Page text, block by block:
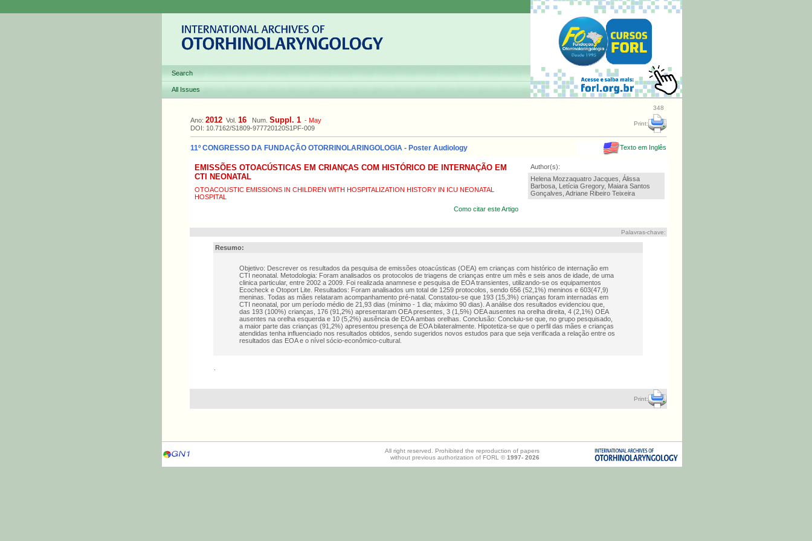
Search
All Issues
348
Ano: 2012Vol. 16Num. Suppl. 1- May
DOI: 10.7162/S1809-977720120S1PF-009
Print:
11º CONGRESSO DA FUNDAÇÃO OTORRINOLARINGOLOGIA - Poster Audiology Texto em Inglês
EMISSÕES OTOACÚSTICAS EM CRIANÇAS COM HISTÓRICO DE INTERNAÇÃO EM
CTI NEONATAL
OTOACOUSTIC EMISSIONS IN CHILDREN WITH HOSPITALIZATION HISTORY IN ICU NEONATAL
HOSPITAL
Como citar este Artigo
Author(s):
Helena Mozzaquatro Jacques, Álissa
Barbosa, Letícia Gregory, Maiara Santos
Gonçalves, Adriane Ribeiro Teixeira
Palavras-chave:
Resumo:
Objetivo: Descrever os resultados da pesquisa de emissões otoacústicas (OEA) em crianças com histórico de internação em
CTI neonatal. Metodologia: Foram analisados os protocolos de triagens de crianças entre um mês e seis anos de idade, de uma
clinica particular, entre 2002 a 2009. Foi realizada anamnese e pesquisa de EOA transientes, utilizando-se os equipamentos
Ecocheck e Otoport Lite. Resultados: Foram analisados um total de 1259 protocolos, sendo 656 (52,1%) meninos e 603(47,9)
meninas. Todas as mães relataram acompanhamento pré-natal. Constatou-se que 193 (15,3%) crianças foram internadas em
CTI neonatal, por um período médio de 21,93 dias (mínimo - 1 dia; máximo 90 dias). A análise dos resultados evidenciou que,
das 193 (100%) crianças, 176 (91,2%) apresentaram OEA presentes, 3 (1,5%) OEA ausentes na orelha direita, 4 (2,1%) OEA
ausentes na orelha esquerda e 10 (5,2%) ausência de EOA ambas orelhas. Conclusão: Concluiu-se que, no grupo pesquisado,
a maior parte das crianças (91,2%) apresentou presença de EOA bilateralmente. Hipotetiza-se que o perfil das mães e crianças
atendidas tenha influenciado nos resultados obtidos, sendo sugeridos novos estudos para que seja verificada a relação entre os
resultados das EOA e o nível sócio-econômico-cultural.
Print:
All right reserved. Prohibited the reproduction of papers
without previous authorization of FORL © 1997- 2026